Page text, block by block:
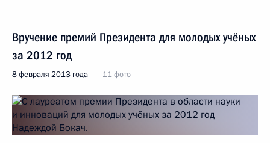
Вручение премий Президента для молодых учёных
за 2012 год
8 февраля 2013 года 11 фото